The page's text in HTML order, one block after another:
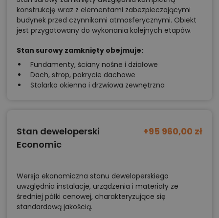
Aranżacja wnętrz 3D
przykładowych aranżacjach wnętrz 3D
nowoczesny, minimalistyczny i elegancki klimat
spodoba się młodszym i starszym mieszkańcom.
Chcesz uzyskać więcej informacji o tym
polecane przez architekta zmiany,
możliwości wprowadzania modyfikacji,
projekty podobne - o zbliżonym układzie lub
konstrukcję wraz z elementami zabezpieczającymi
budynek przed czynnikami atmosferycznymi. Obiekt
jest przygotowany do wykonania kolejnych etapów.
Stan surowy zamknięty obejmuje:
Fundamenty, ściany nośne i działowe
Dach, strop, pokrycie dachowe
Stolarka okienna i drzwiowa zewnętrzna
Stan deweloperski
Economic
+95 960,00 zł
Wersja ekonomiczna stanu deweloperskiego
uwzględnia instalacje, urządzenia i materiały ze
średniej półki cenowej, charakteryzujące się
standardową jakością.